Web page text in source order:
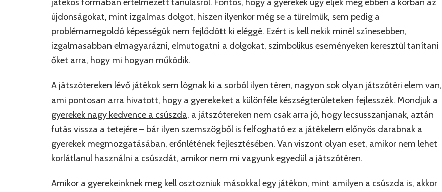
újdonságokat, mint izgalmas dolgot, hiszen ilyenkor még se a türelmük, sem pedig a
problémamegoldó képességük nem fejlődött ki eléggé. Ezért is kell nekik minél színesebben,
izgalmasabban elmagyarázni, elmutogatni a dolgokat, szimbolikus eseményeken keresztül tanítani
őket arra, hogy mi hogyan működik.
A játszótereken lévő játékok sem lógnak ki a sorból ilyen téren, nagyon sok olyan játszótéri elem van,
ami pontosan arra hivatott, hogy a gyerekeket a különféle készségterületeken fejlesszék. Mondjuk a
gyerekek nagy kedvence a csúszda, a játszótereken nem csak arra jó, hogy lecsusszanjanak, aztán
futás vissza a tetejére – bár ilyen szemszögből is felfogható ez a játékelem előnyös darabnak a
gyerekek megmozgatásában, erőnlétének fejlesztésében. Van viszont olyan eset, amikor nem lehet
korlátlanul használni a csúszdát, amikor nem mi vagyunk egyedül a játszótéren.
Amikor a gyerekeinknek meg kell osztozniuk másokkal egy játékon, mint amilyen a csúszda is, akkor